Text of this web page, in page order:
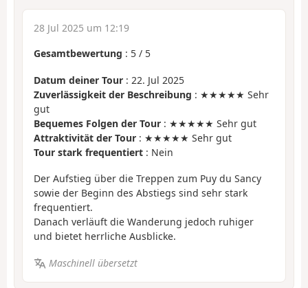
28 Jul 2025 um 12:19
Gesamtbewertung : 5 / 5
Datum deiner Tour : 22. Jul 2025
Zuverlässigkeit der Beschreibung : ★★★★★ Sehr
gut
Bequemes Folgen der Tour : ★★★★★ Sehr gut
Attraktivität der Tour : ★★★★★ Sehr gut
Tour stark frequentiert : Nein
Der Aufstieg über die Treppen zum Puy du Sancy
sowie der Beginn des Abstiegs sind sehr stark
frequentiert.
Danach verläuft die Wanderung jedoch ruhiger
und bietet herrliche Ausblicke.
Maschinell übersetzt